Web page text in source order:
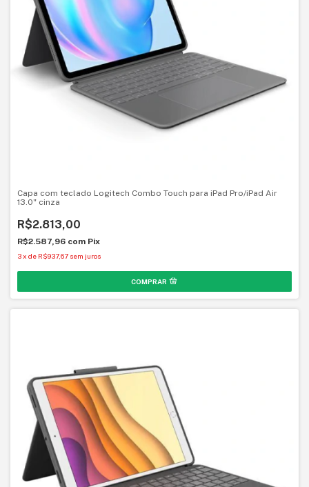
Capa com teclado Logitech Combo Touch para iPad Pro/iPad Air
13.0" cinza
R$2.813,00
R$2.587,96 com Pix
3x de R$937,67 sem juros